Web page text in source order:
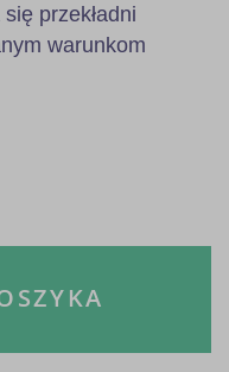
przekładni
warunkom